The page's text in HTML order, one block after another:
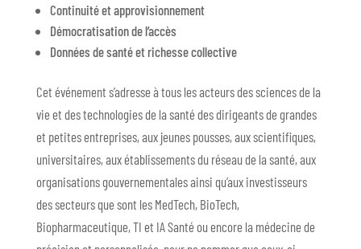
Continuité et approvisionnement
Démocratisation de l’accès
Données de santé et richesse collective
Cet événement s’adresse à tous les acteurs des sciences de la
vie et des technologies de la santé des dirigeants de grandes
et petites entreprises, aux jeunes pousses, aux scientifiques,
universitaires, aux établissements du réseau de la santé, aux
organisations gouvernementales ainsi qu’aux investisseurs
des secteurs que sont les MedTech, BioTech,
Biopharmaceutique, TI et IA Santé ou encore la médecine de